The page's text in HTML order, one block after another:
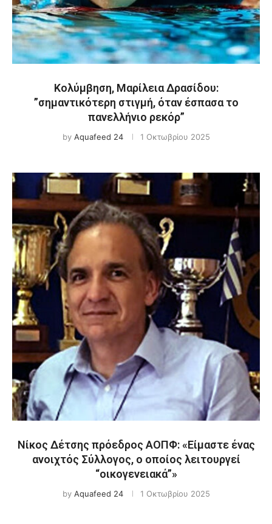
Κολύμβηση, Μαρίλεια Δρασίδου:
”σημαντικότερη στιγμή, όταν έσπασα το
πανελλήνιο ρεκόρ”
by Aquafeed 24 1 Οκτωβρίου 2025
Νίκος Δέτσης πρόεδρος ΑΟΠΦ: «Είμαστε ένας
ανοιχτός Σύλλογος, ο οποίος λειτουργεί
“οικογενειακά”»
by Aquafeed 24 1 Οκτωβρίου 2025